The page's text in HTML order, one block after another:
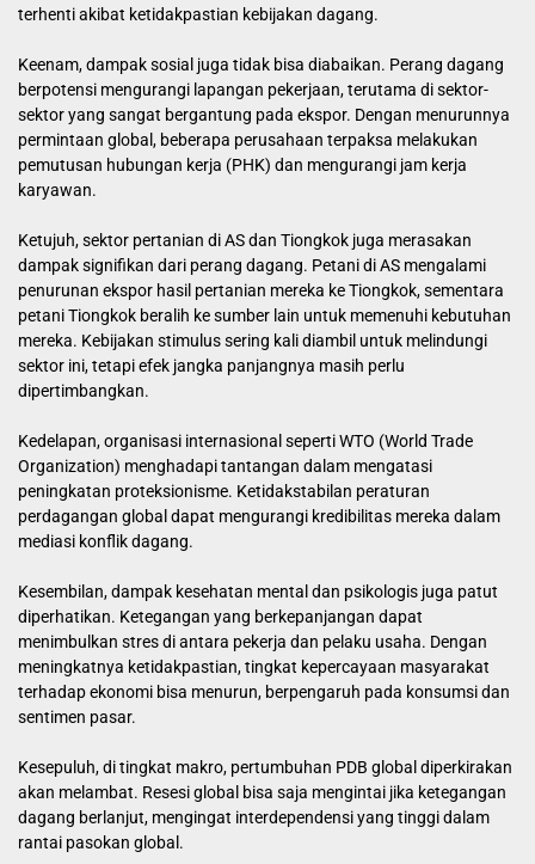
terhenti akibat ketidakpastian kebijakan dagang.
Keenam, dampak sosial juga tidak bisa diabaikan. Perang dagang
berpotensi mengurangi lapangan pekerjaan, terutama di sektor-
sektor yang sangat bergantung pada ekspor. Dengan menurunnya
permintaan global, beberapa perusahaan terpaksa melakukan
pemutusan hubungan kerja (PHK) dan mengurangi jam kerja
karyawan.
Ketujuh, sektor pertanian di AS dan Tiongkok juga merasakan
dampak signifikan dari perang dagang. Petani di AS mengalami
penurunan ekspor hasil pertanian mereka ke Tiongkok, sementara
petani Tiongkok beralih ke sumber lain untuk memenuhi kebutuhan
mereka. Kebijakan stimulus sering kali diambil untuk melindungi
sektor ini, tetapi efek jangka panjangnya masih perlu
dipertimbangkan.
Kedelapan, organisasi internasional seperti WTO (World Trade
Organization) menghadapi tantangan dalam mengatasi
peningkatan proteksionisme. Ketidakstabilan peraturan
perdagangan global dapat mengurangi kredibilitas mereka dalam
mediasi konflik dagang.
Kesembilan, dampak kesehatan mental dan psikologis juga patut
diperhatikan. Ketegangan yang berkepanjangan dapat
menimbulkan stres di antara pekerja dan pelaku usaha. Dengan
meningkatnya ketidakpastian, tingkat kepercayaan masyarakat
terhadap ekonomi bisa menurun, berpengaruh pada konsumsi dan
sentimen pasar.
Kesepuluh, di tingkat makro, pertumbuhan PDB global diperkirakan
akan melambat. Resesi global bisa saja mengintai jika ketegangan
dagang berlanjut, mengingat interdependensi yang tinggi dalam
rantai pasokan global.